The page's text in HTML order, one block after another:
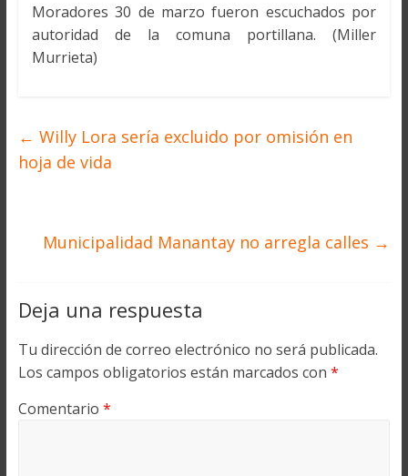
Moradores 30 de marzo fueron escuchados por
autoridad de la comuna portillana. (Miller
Murrieta)
← Willy Lora sería excluido por omisión en
hoja de vida
Municipalidad Manantay no arregla calles →
Deja una respuesta
Tu dirección de correo electrónico no será publicada.
Los campos obligatorios están marcados con *
Comentario *